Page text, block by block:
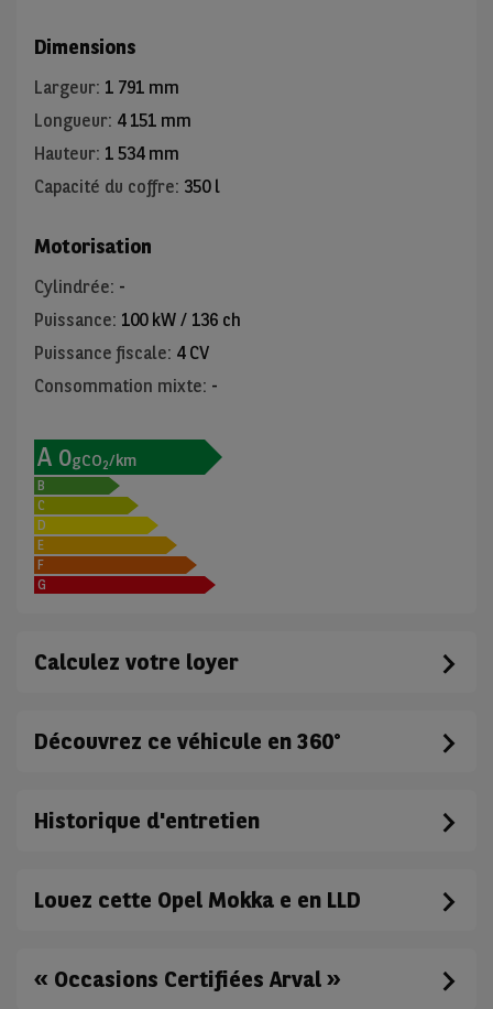
Dimensions
Largeur: 1 791 mm
Longueur: 4 151 mm
Hauteur: 1 534 mm
Capacité du coffre: 350 l
Motorisation
Cylindrée: -
Puissance: 100 kW / 136 ch
Puissance fiscale: 4 CV
Consommation mixte: -
A 0gCO2/km
B
C
D
E
F
G
Calculez votre loyer
Découvrez ce véhicule en 360°
Historique d'entretien
Louez cette Opel Mokka e en LLD
« Occasions Certifiées Arval »